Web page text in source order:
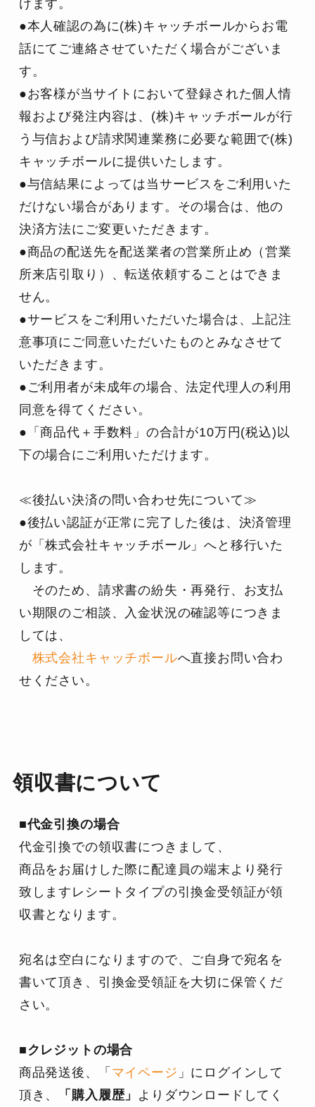
けます。
●本人確認の為に(株)キャッチボールからお電
話にてご連絡させていただく場合がございま
す。
●お客様が当サイトにおいて登録された個人情
報および発注内容は、 (株)キャッチボールが行
う与信および請求関連業務に必要な範囲で(株)
キャッチボールに提供いたします。
●与信結果によっては当サービスをご利用いた
だけない場合があります。その場合は、他の
決済方法にご変更いただきます。
●商品の配送先を配送業者の営業所止め（営業
所来店引取り）、転送依頼することはできま
せん。
●サービスをご利用いただいた場合は、上記注
意事項にご同意いただいたものとみなさせて
いただきます。
●ご利用者が未成年の場合、法定代理人の利用
同意を得てください。
●「商品代＋手数料」の合計が10万円(税込)以
下の場合にご利用いただけます。
≪後払い決済の問い合わせ先について≫
●後払い認証が正常に完了した後は、決済管理
が「株式会社キャッチボール」へと移行いた
します。
そのため、請求書の紛失・再発行、お支払
い期限のご相談、入金状況の確認等につきま
しては、
株式会社キャッチボールへ直接お問い合わ
せください。
領収書について
■代金引換の場合
代金引換での領収書につきまして、
商品をお届けした際に配達員の端末より発行
致しますレシートタイプの引換金受領証が領
収書となります。
宛名は空白になりますので、ご自身で宛名を
書いて頂き、引換金受領証を大切に保管くだ
さい。
■クレジットの場合
商品発送後、「 マイページ 」にログインして
頂き、
「購入履歴」 よりダウンロードしてく